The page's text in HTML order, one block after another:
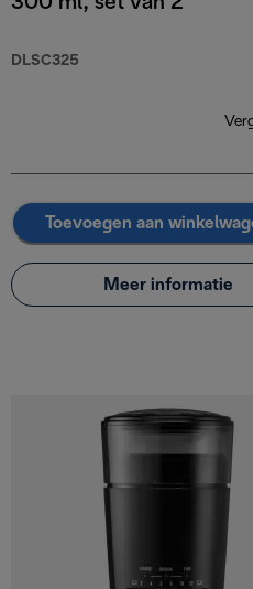
DLSC325
Toevoegen aan
Meer informatie